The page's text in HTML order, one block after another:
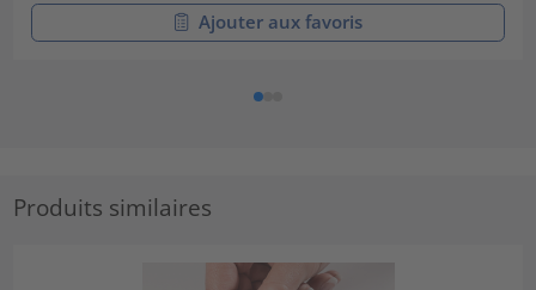
Ajouter aux favoris
Produits similaires